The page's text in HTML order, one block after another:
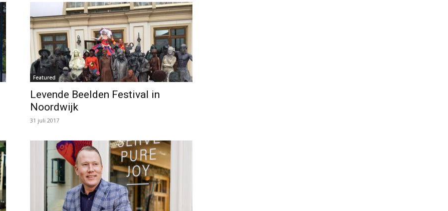
Featured
Levende Beelden Festival in
Noordwijk
31 juli 2017